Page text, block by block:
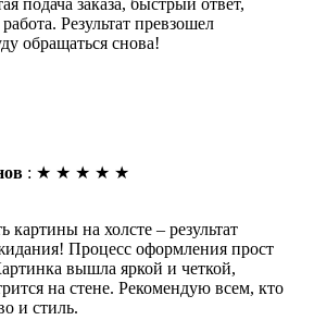
Результат превзошел
обращаться снова!
: ★ ★ ★ ★ ★
картины на холсте – результат
Процесс оформления прост
вышла яркой и четкой,
на стене. Рекомендую всем, кто
и стиль.